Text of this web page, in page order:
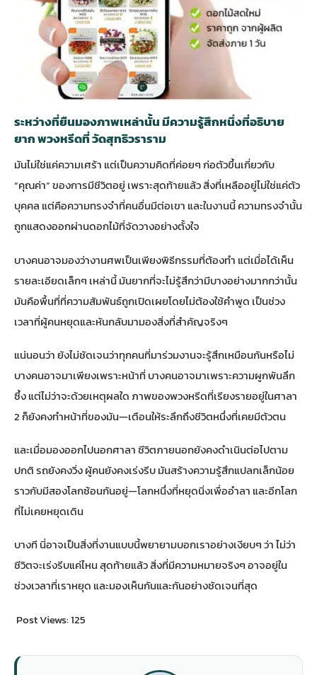
ระหว่างที่ยืนมองภาพเหล่านั้น มีความรู้สึกหนึ่งที่อธิบาย
ยาก พวงหรีดที่ วัดสุทธิวราราม
มันไม่ใช่แค่ความเศร้า แต่เป็นความคิดที่ค่อยๆ ก่อตัวขึ้นเกี่ยวกับ
“คุณค่า” ของการมีชีวิตอยู่ เพราะสุดท้ายแล้ว สิ่งที่เหลืออยู่ไม่ใช่แค่ตัว
บุคคล แต่คือความทรงจำที่คนอื่นมีต่อเขา และในงานนี้ ความทรงจำนั้น
ถูกแสดงออกผ่านดอกไม้ที่จัดวางอย่างตั้งใจ
บางคนอาจมองว่างานศพเป็นเพียงพิธีกรรมที่ต้องทำ แต่เมื่อได้เห็น
รายละเอียดเล็กๆ เหล่านี้ มันยากที่จะไม่รู้สึกว่ามีบางอย่างมากกว่านั้น
มันคือพื้นที่ที่ความสัมพันธ์ถูกเปิดเผยโดยไม่ต้องใช้คำพูด เป็นช่วง
เวลาที่ผู้คนหยุดและหันกลับมามองสิ่งที่สำคัญจริงๆ
แน่นอนว่า ยังไม่ชัดเจนว่าทุกคนที่มาร่วมงานจะรู้สึกเหมือนกันหรือไม่
บางคนอาจมาเพียงเพราะหน้าที่ บางคนอาจมาเพราะความผูกพันลึก
ซึ้ง แต่ไม่ว่าจะด้วยเหตุผลใด ภาพของพวงหรีดที่เรียงรายอยู่ในศาลา
2 ก็ยังคงทำหน้าที่ของมัน—เตือนให้ระลึกถึงชีวิตหนึ่งที่เคยมีตัวตน
และเมื่อมองออกไปนอกศาลา ชีวิตภายนอกยังคงดำเนินต่อไปตาม
ปกติ รถยังคงวิ่ง ผู้คนยังคงเร่งรีบ มันสร้างความรู้สึกแปลกเล็กน้อย
ราวกับมีสองโลกซ้อนกันอยู่—โลกหนึ่งที่หยุดนิ่งเพื่ออำลา และอีกโลก
ที่ไม่เคยหยุดเดิน
บางที นี่อาจเป็นสิ่งที่งานแบบนี้พยายามบอกเราอย่างเงียบๆ ว่า ไม่ว่า
ชีวิตจะเร่งรีบแค่ไหน สุดท้ายแล้ว สิ่งที่มีความหมายจริงๆ อาจอยู่ใน
ช่วงเวลาที่เราหยุด และมองเห็นกันและกันอย่างชัดเจนที่สุด
Post Views:125